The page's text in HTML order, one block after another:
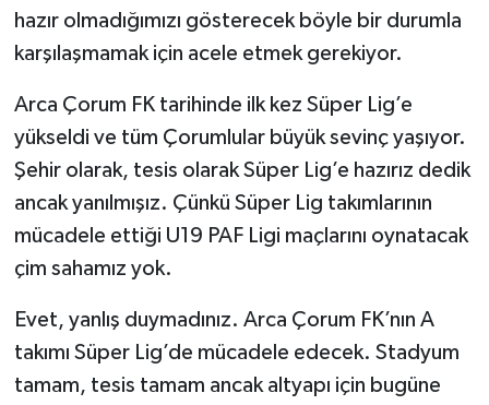
hazır olmadığımızı gösterecek böyle bir durumla
karşılaşmamak için acele etmek gerekiyor.
Arca Çorum FK tarihinde ilk kez Süper Lig’e
yükseldi ve tüm Çorumlular büyük sevinç yaşıyor.
Şehir olarak, tesis olarak Süper Lig’e hazırız dedik
ancak yanılmışız. Çünkü Süper Lig takımlarının
mücadele ettiği U19 PAF Ligi maçlarını oynatacak
çim sahamız yok.
Evet, yanlış duymadınız. Arca Çorum FK’nın A
takımı Süper Lig’de mücadele edecek. Stadyum
tamam, tesis tamam ancak altyapı için bugüne